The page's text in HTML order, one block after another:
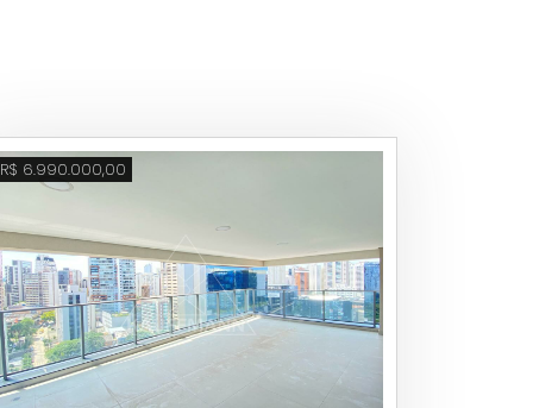
os shoppings Iguatemi, JK Iguatemi, o
R$ 6.990.000,00